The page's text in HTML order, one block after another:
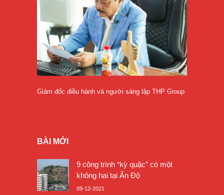
Giám đốc điều hành và người sáng lập THP Group
BÀI MỚI
9 công trình “kỳ quặc” có một
không hai tại Ấn Độ
09-12-2021